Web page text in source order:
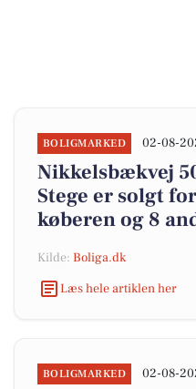
BOLIGMARKED 02-08-
Nikkelsbækvej
Stege er solgt
køberen og 8
Kilde: Boliga.dk
Læs hele artiklen her
BOLIGMARKED 02-08-